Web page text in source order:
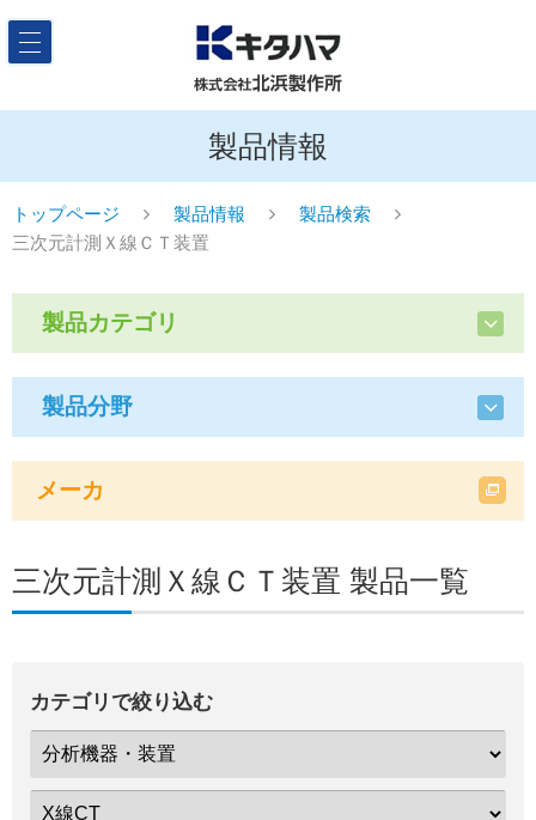
製品情報
トップページ 製品情報
製品検索
三次元計測Ｘ線ＣＴ装置
製品カテゴリ
製品分野
メーカ
三次元計測Ｘ線ＣＴ装置 製品一覧
カテゴリで絞り込む